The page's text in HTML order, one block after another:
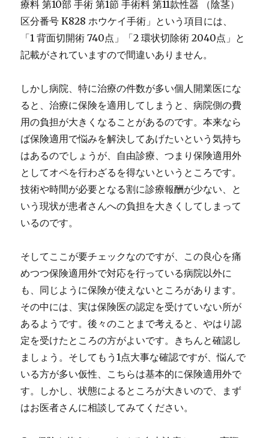
療料 第10部 手術 第1節 手術料 第11款性器 （陰茎）
区分番号 K828 ホウケイ手術」という項目には、
「1 背面切開術 740点」「2 環状切除術 2040点」と
記載がされていますので間違いありません。
しかし病院、特に治療の件数が多い個人開業医にな
ると、治療に保険を適用してしまうと、病院側の費
用の負担が大きくなることがあるのです。本来なら
ば保険適用で悩みを解決してあげたいという気持ち
はあるのでしょうが、自由診療、つまり保険適用外
としてオペを行わざるを得ないというところです。
技術や時間が必要となる割に診療報酬が少ない、と
いう現状が患者さんへの負担を大きくしてしまって
いるのです。
そしてここが要チェックなのですが、この良心を痛
めつつ保険適用外で対応を行っている病院以外に
も、同じように保険が使えないところがあります。
その中には、実は保険医の認定を受けていない所が
あるようです。後々のことまで考えると、やはり認
定を受けたところの方がよいです。きちんと確認し
ましょう。そしてもう1点大事な確認ですが、悩んで
いる方が多い仮性、こちらは基本的に保険適用外で
す。しかし、状態によるところが大きいので、まず
はお医者さんに相談してみてください。